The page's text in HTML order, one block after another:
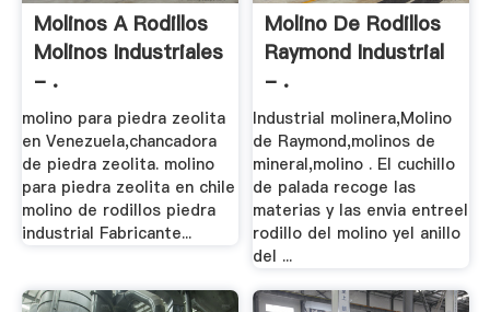
Molinos A Rodillos
Molinos Industriales
- .
molino para piedra zeolita
en Venezuela,chancadora
de piedra zeolita. molino
para piedra zeolita en chile
molino de rodillos piedra
industrial Fabricante...
Molino De Rodillos
Raymond Industrial
- .
Industrial molinera,Molino
de Raymond,molinos de
mineral,molino . El cuchillo
de palada recoge las
materias y las envia entreel
rodillo del molino yel anillo
del ...